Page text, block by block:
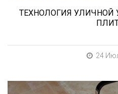
ТЕХНОЛОГИЯ УЛИЧНОЙ
24